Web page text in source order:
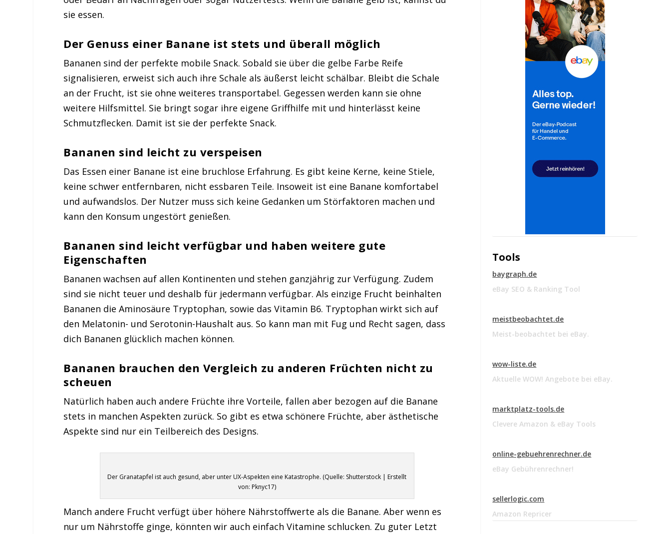
sie essen.
Der Genuss einer Banane ist stets und überall möglich
Bananen sind der perfekte mobile Snack. Sobald sie über die gelbe Farbe Reife
signalisieren, erweist sich auch ihre Schale als äußerst leicht schälbar. Bleibt die Schale
an der Frucht, ist sie ohne weiteres transportabel. Gegessen werden kann sie ohne
weitere Hilfsmittel. Sie bringt sogar ihre eigene Griffhilfe mit und hinterlässt keine
Schmutzflecken. Damit ist sie der perfekte Snack.
Bananen sind leicht zu verspeisen
Das Essen einer Banane ist eine bruchlose Erfahrung. Es gibt keine Kerne, keine Stiele,
keine schwer entfernbaren, nicht essbaren Teile. Insoweit ist eine Banane komfortabel
und aufwandslos. Der Nutzer muss sich keine Gedanken um Störfaktoren machen und
kann den Konsum ungestört genießen.
Bananen sind leicht verfügbar und haben weitere gute
Eigenschaften
Bananen wachsen auf allen Kontinenten und stehen ganzjährig zur Verfügung. Zudem
sind sie nicht teuer und deshalb für jedermann verfügbar. Als einzige Frucht beinhalten
Bananen die Aminosäure Tryptophan, sowie das Vitamin B6. Tryptophan wirkt sich auf
den Melatonin- und Serotonin-Haushalt aus. So kann man mit Fug und Recht sagen, dass
dich Bananen glücklich machen können.
Bananen brauchen den Vergleich zu anderen Früchten nicht zu
scheuen
Natürlich haben auch andere Früchte ihre Vorteile, fallen aber bezogen auf die Banane
stets in manchen Aspekten zurück. So gibt es etwa schönere Früchte, aber ästhetische
Aspekte sind nur ein Teilbereich des Designs.
Der Granatapfel ist auch gesund, aber unter UX-Aspekten eine Katastrophe. (Quelle: Shutterstock | Erstellt
von: Pknyc17)
Manch andere Frucht verfügt über höhere Nährstoffwerte als die Banane. Aber wenn es
nur um Nährstoffe ginge, könnten wir auch einfach Vitamine schlucken. Zu guter Letzt
Tools
baygraph.de
eBay SEO & Ranking Tool
meistbeobachtet.de
Meist-beobachtet bei eBay.
wow-liste.de
Aktuelle WOW! Angebote bei eBay.
marktplatz-tools.de
Clevere Amazon & eBay Tools
online-gebuehrenrechner.de
eBay Gebührenrechner!
sellerlogic.com
Amazon Repricer